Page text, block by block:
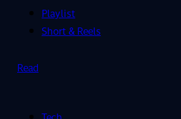
Playlist
Short & Reels
Read